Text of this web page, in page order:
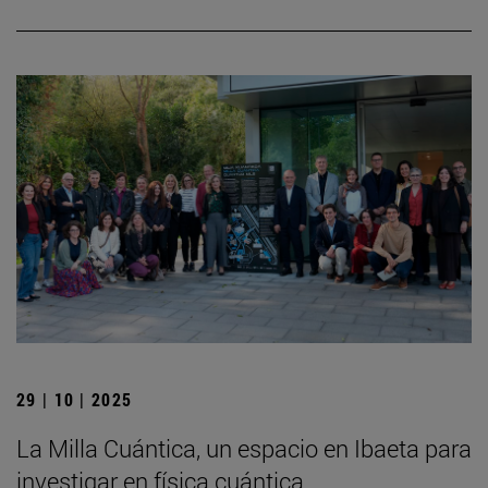
29 | 10 | 2025
La Milla Cuántica, un espacio en Ibaeta para
investigar en física cuántica